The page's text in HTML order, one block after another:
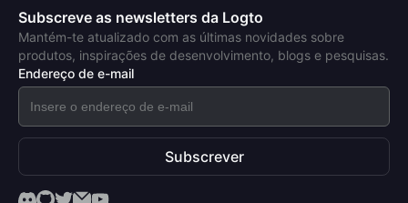
Subscreve as newsletters da Logto
Mantém-te atualizado com as últimas novidades sobre
produtos, inspirações de desenvolvimento, blogs e pesquisas.
Endereço de e-mail
Subscrever